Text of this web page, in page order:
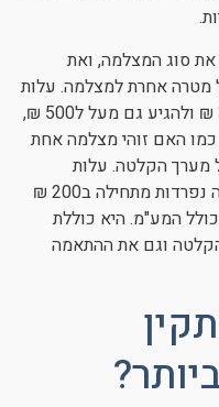
סוג המצלמה, ואת
מטרה אחרת למצלמה. עלות
התקנת המצלמה יכולה להתחיל מ350 ₪ ולהגיע גם מעל ל500 ₪,
כמו האם זוהי מצלמה אחת
מערך הקלטה. עלות
ממוצעת עבור התקנת מערכות הקלטה נפרדות מתחילה ב200 ₪
להגיע עד למעל 600 ₪ כולל המע"מ. היא כוללת
וגם את ההתאמה